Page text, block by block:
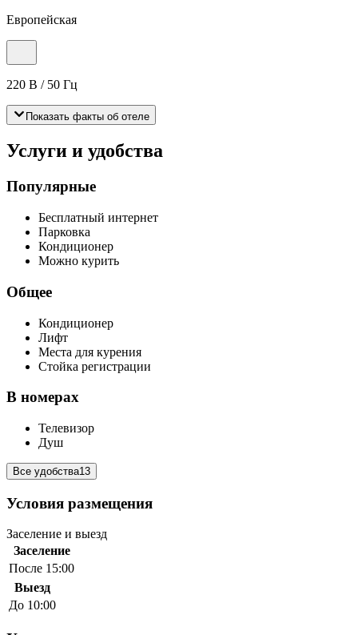
Европейская
220 В / 50 Гц
Показать факты об отеле
Услуги и удобства
Популярные
Бесплатный интернет
Парковка
Кондиционер
Можно курить
Общее
Кондиционер
Лифт
Места для курения
Стойка регистрации
В номерах
Телевизор
Душ
Все удобства13
Условия размещения
Заселение и выезд
Заселение
После 15:00
Выезд
До 10:00